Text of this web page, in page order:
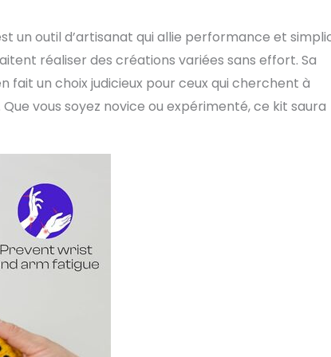
un outil d’artisanat qui allie performance et
réaliser des créations variées sans effort. Sa
fait un choix judicieux pour ceux qui cherchent à
vous soyez novice ou expérimenté, ce kit saura